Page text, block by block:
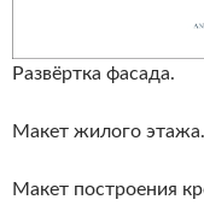
Развёртка фасада.
Макет жилого этажа.
Макет построения